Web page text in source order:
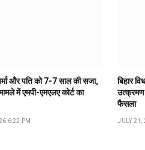
और पति को 7-7 साल की सजा,
में एमपी-एमएलए कोर्ट का
6:22 PM
बिहार
उत्क्रमण
फैसला
JULY 21,